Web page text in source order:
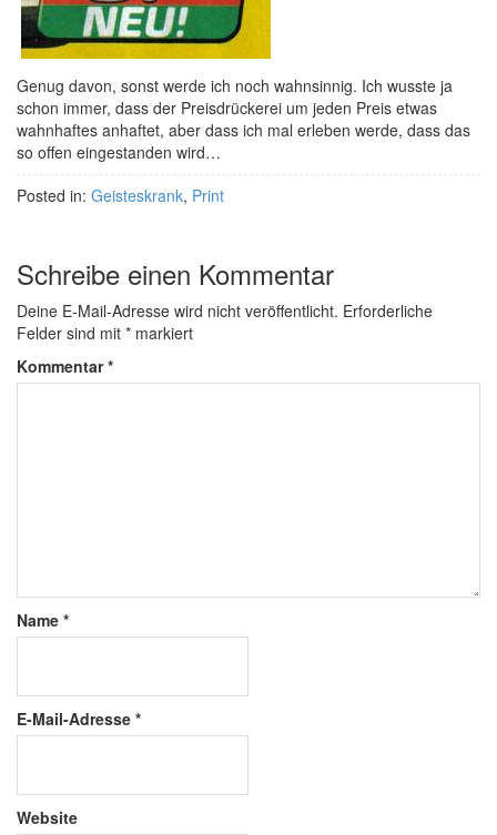
Genug davon, sonst werde ich noch wahnsinnig. Ich wusste ja
schon immer, dass der Preisdrückerei um jeden Preis etwas
wahnhaftes anhaftet, aber dass ich mal erleben werde, dass das
so offen eingestanden wird…
Posted in: Geisteskrank, Print
Schreibe einen Kommentar
Deine E-Mail-Adresse wird nicht veröffentlicht. Erforderliche
Felder sind mit * markiert
Kommentar*
Name *
E-Mail-Adresse *
Website